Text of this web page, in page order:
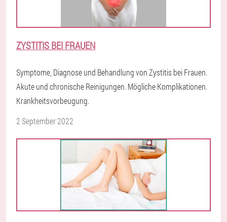
ZYSTITIS BEI FRAUEN
Symptome, Diagnose und Behandlung von Zystitis bei Frauen.
Akute und chronische Reinigungen. Mögliche Komplikationen.
Krankheitsvorbeugung.
2 September 2022